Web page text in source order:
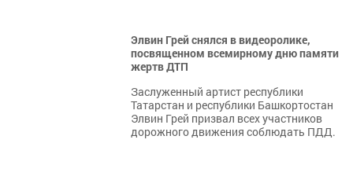
Элвин Грей снялся в видеоролике,
посвященном всемирному дню памяти
жертв ДТП
Заслуженный артист республики
Татарстан и республики Башкортостан
Элвин Грей призвал всех участников
дорожного движения соблюдать ПДД.